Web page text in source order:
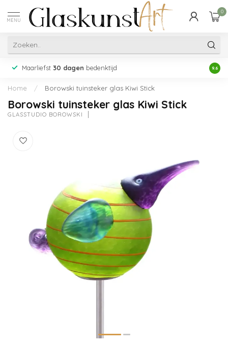
MENU
0
Maarliefst 30 dagen bedenktijd 9.6
Home / Borowski tuinsteker glas Kiwi Stick
Borowski tuinsteker glas Kiwi Stick
GLASSTUDIO BOROWSKI